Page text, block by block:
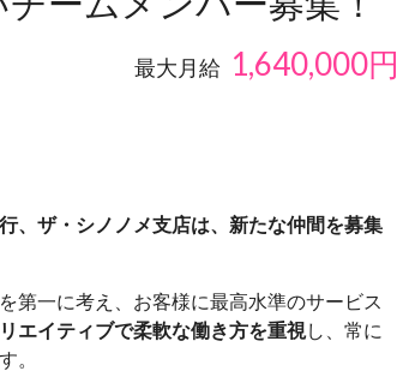
最大月給 1,640,000円
、ザ・シノノメ支店は、新たな仲間を募集
第一に考え、お客様に最高水準のサービス
エイティブで柔軟な働き方を重視し、常に
。